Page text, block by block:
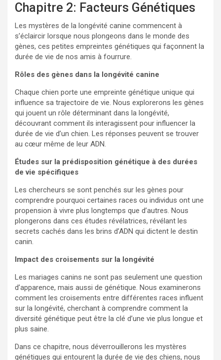
Chapitre 2: Facteurs Génétiques
Les mystères de la longévité canine commencent à
s’éclaircir lorsque nous plongeons dans le monde des
gènes, ces petites empreintes génétiques qui façonnent la
durée de vie de nos amis à fourrure.
Rôles des gènes dans la longévité canine
Chaque chien porte une empreinte génétique unique qui
influence sa trajectoire de vie. Nous explorerons les gènes
qui jouent un rôle déterminant dans la longévité,
découvrant comment ils interagissent pour influencer la
durée de vie d’un chien. Les réponses peuvent se trouver
au cœur même de leur ADN.
Études sur la prédisposition génétique à des durées
de vie spécifiques
Les chercheurs se sont penchés sur les gènes pour
comprendre pourquoi certaines races ou individus ont une
propension à vivre plus longtemps que d’autres. Nous
plongerons dans ces études révélatrices, révélant les
secrets cachés dans les brins d’ADN qui dictent le destin
canin.
Impact des croisements sur la longévité
Les mariages canins ne sont pas seulement une question
d’apparence, mais aussi de génétique. Nous examinerons
comment les croisements entre différentes races influent
sur la longévité, cherchant à comprendre comment la
diversité génétique peut être la clé d’une vie plus longue et
plus saine.
Dans ce chapitre, nous déverrouillerons les mystères
génétiques qui entourent la durée de vie des chiens, nous